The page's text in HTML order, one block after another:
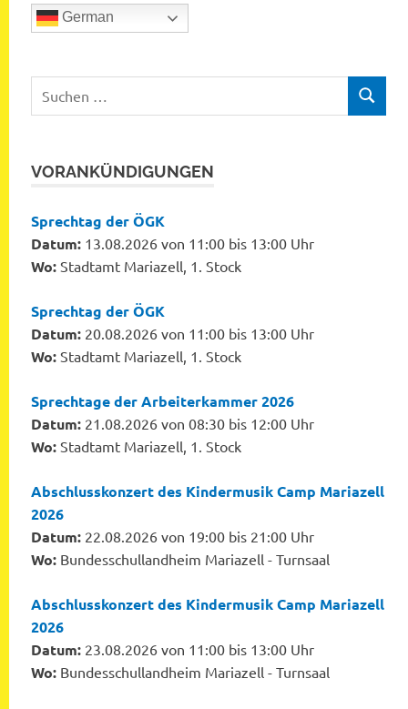
German
nach:
SUCHEN
VORANKÜNDIGUNGEN
Sprechtag der ÖGK
Datum: 13.08.2026 von 11:00 bis 13:00 Uhr
Wo: Stadtamt Mariazell, 1. Stock
Sprechtag der ÖGK
Datum: 20.08.2026 von 11:00 bis 13:00 Uhr
Wo: Stadtamt Mariazell, 1. Stock
Sprechtage der Arbeiterkammer 2026
Datum: 21.08.2026 von 08:30 bis 12:00 Uhr
Wo: Stadtamt Mariazell, 1. Stock
Abschlusskonzert des Kindermusik Camp Mariazell
2026
Datum: 22.08.2026 von 19:00 bis 21:00 Uhr
Wo: Bundesschullandheim Mariazell - Turnsaal
Abschlusskonzert des Kindermusik Camp Mariazell
2026
Datum: 23.08.2026 von 11:00 bis 13:00 Uhr
Wo: Bundesschullandheim Mariazell - Turnsaal